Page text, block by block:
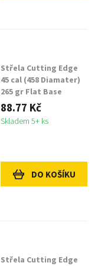
Střela Cutting Edge
45 cal (458 Diamater)
265 gr Flat Base
Raptor
88.77 Kč
Skladem 5+ ks
DO KOŠÍKU
Střela Cutting Edge